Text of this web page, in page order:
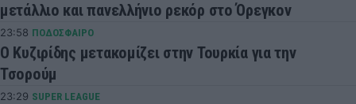
μετάλλιο και πανελλήνιο ρεκόρ στο Όρεγκον
23:58 ΠΟΔΟΣΦΑΙΡΟ
Ο Κυζιρίδης μετακομίζει στην Τουρκία για την
Τσορούμ
23:29 SUPER LEAGUE